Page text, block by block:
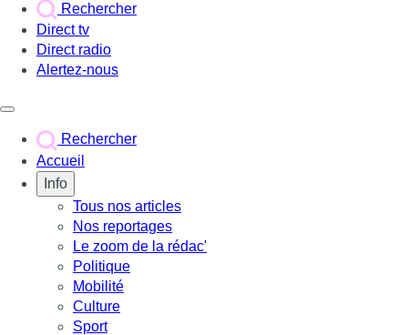
Rechercher
Direct tv
Direct radio
Alertez-nous
Rechercher
Accueil
Info
Tous nos articles
Nos reportages
Le zoom de la rédac'
Politique
Mobilité
Culture
Sport